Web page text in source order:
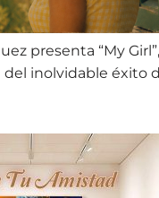
presenta “My
inolvidable éxito